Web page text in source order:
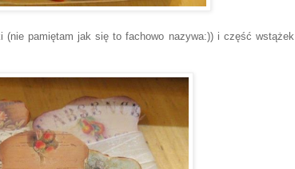
(nie pamiętam jak się to fachowo nazywa:)) i część wstążek